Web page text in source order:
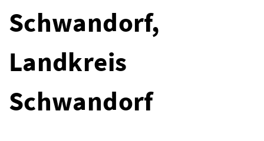
Schwandorf,
Landkreis
Schwandorf